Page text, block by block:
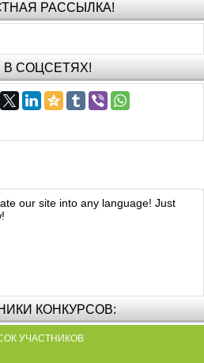
РАССЫЛКА!
В СОЦСЕТЯХ!
our site into any language! Just
КОНКУРСОВ:
УЧАСТНИКОВ